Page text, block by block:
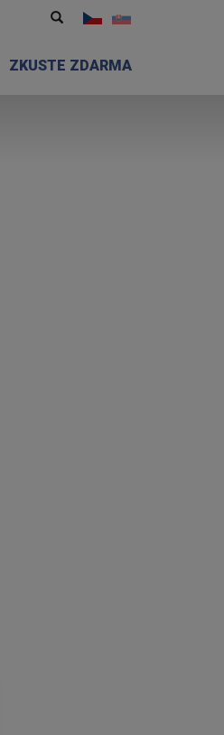
ZKUSTE ZDARMA
Vyhledávání
Hledat